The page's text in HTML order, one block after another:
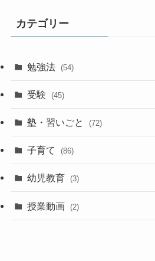
カテゴリー
勉強法 (54)
(32)
受験 (45)
(27)
(4)
(22)
塾・習いごと (72)
(46)
(70)
子育て (86)
(25)
(55)
幼児教育 (3)
授業動画 (2)